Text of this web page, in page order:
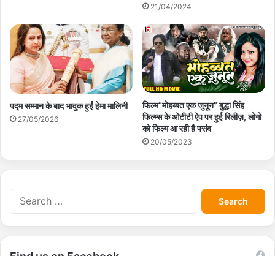
21/04/2024
पद्म सम्मान के बाद भावुक हुईं हेमा मालिनी
27/05/2026
फिल्म“मोहब्बत एक जुनून” बुद्धा सिंह
फिल्म्स के ओटीटी ऐप पर हुई रिलीज़, लोगो
को फिल्म आ रही है पसंद
20/05/2023
S
e
a
r